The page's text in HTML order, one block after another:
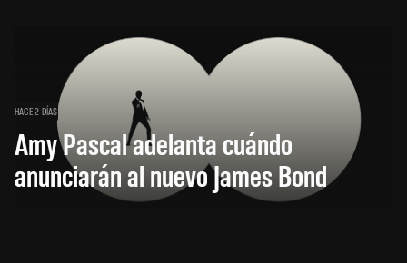
HACE 2 DÍAS
Amy Pascal adelanta cuándo
anunciarán al nuevo James Bond